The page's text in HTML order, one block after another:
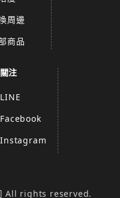
周邊
商品
關注
LINE
Facebook
Instagram
All rights reserved.